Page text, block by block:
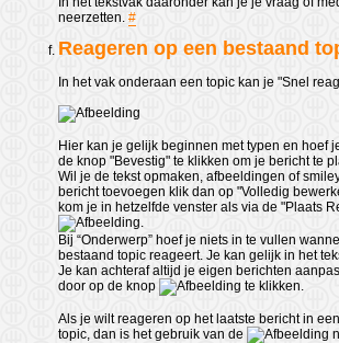
neerzetten. #
Reageren op een bestaand
In het vak onderaan een topic kan je "Snel
Hier kan je gelijk beginnen met typen en hoef
de knop "Bevestig" te klikken om je bericht te
Wil je de tekst opmaken, afbeeldingen of
bericht toevoegen klik dan op "Volledig
kom je in hetzelfde venster als via de "Plaats
Bij “Onderwerp” hoef je niets in te vullen
bestaand topic reageert. Je kan gelijk in het
Je kan achteraf altijd je eigen berichten
door op de knop
te klikken.
Als je wilt reageren op het laatste bericht in
topic, dan is het gebruik van de